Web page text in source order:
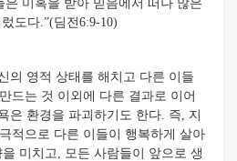
은 미혹을 받아 믿음에서 떠나 많은
도다.”(딤전6:9-10)
의 영적 상태를 해치고 다른 이들
드는 것 이외에 다른 결과로 이어
은 환경을 파괴하기도 한다. 즉, 지
적으로 다른 이들이 행복하게 살아
미치고, 모든 사람들이 앞으로 생